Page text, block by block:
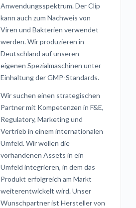
Anwendungsspektrum. Der Clip
kann auch zum Nachweis von
Viren und Bakterien verwendet
werden. Wir produzieren in
Deutschland auf unseren
eigenen Spezialmaschinen unter
Einhaltung der GMP-Standards.
Wir suchen einen strategischen
Partner mit Kompetenzen in F&E,
Regulatory, Marketing und
Vertrieb in einem internationalen
Umfeld. Wir wollen die
vorhandenen Assets in ein
Umfeld integrieren, in dem das
Produkt erfolgreich am Markt
weiterentwickelt wird. Unser
Wunschpartner ist Hersteller von